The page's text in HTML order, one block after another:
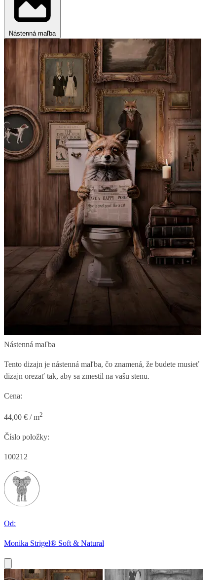
Nástenná maľba
Nástenná maľba
Tento dizajn je nástenná maľba, čo znamená, že budete musieť
dizajn orezať tak, aby sa zmestil na vašu stenu.
Cena:
44,00 € / m2
Číslo položky:
100212
Od:
Monika Strigel® Soft & Natural